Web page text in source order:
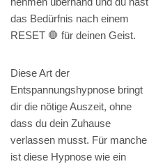
das Bedürfnis nach einem
RESET 🛑 für deinen Geist.
Diese Art der
Entspannungshypnose bringt
dir die nötige Auszeit, ohne
dass du dein Zuhause
verlassen musst. Für manche
ist diese Hypnose wie ein